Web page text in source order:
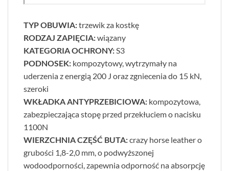
TYP OBUWIA:trzewik za kostkę
RODZAJ ZAPIĘCIA:wiązany
KATEGORIA OCHRONY:S3
PODNOSEK: kompozytowy, wytrzymały na
uderzenia z energią 200 J oraz zgniecenia do 15 kN,
szeroki
WKŁADKA ANTYPRZEBICIOWA: kompozytowa,
zabezpieczająca stopę przed przekłuciem o nacisku
1100N
WIERZCHNIA CZĘŚĆ BUTA:crazy horse leather o
grubości 1,8-2,0 mm, o podwyższonej
wodoodporności, zapewnia odporność na absorpcję